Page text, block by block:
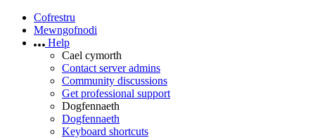
Cofrestru
Mewngofnodi
Help
Cael cymorth
Contact server admins
Community discussions
Get professional support
Dogfennaeth
Dogfennaeth
Keyboard shortcuts